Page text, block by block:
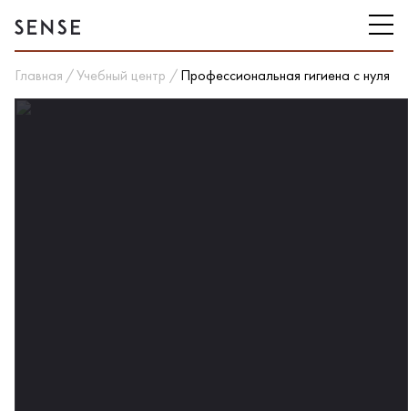
Главная Учебный центр Профессиональная гигиена с нуля